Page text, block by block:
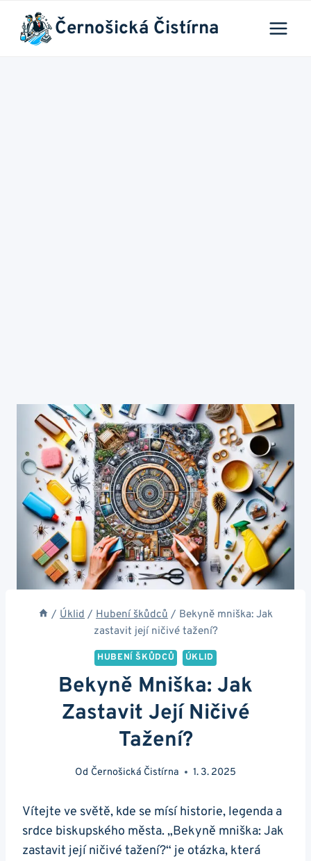
Přeskočit
obsah
Černošická Čistírna
/ Úklid / Hubení škůdců / Bekyně mniška: Jak
zastavit její ničivé tažení?
HUBENÍ ŠKŮDCŮ ÚKLID
Bekyně Mniška: Jak
Zastavit Její Ničivé
Tažení?
Od Černošická Čistírna 1. 3. 2025
Vítejte ve světě, kde se mísí ‍historie,⁣ legenda a
srdce biskupského města. „Bekyně mniška:‍ Jak⁣
zastavit její ničivé⁤ tažení?“ je otázka, která